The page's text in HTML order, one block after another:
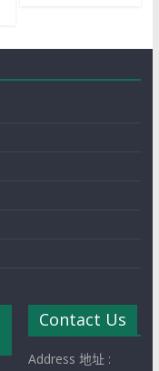
Contact Us
Address 地址 :